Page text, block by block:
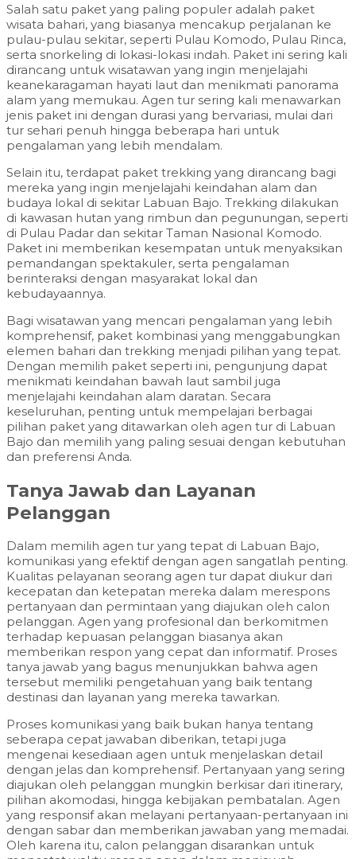
Salah satu paket yang paling populer adalah paket
wisata bahari, yang biasanya mencakup perjalanan ke
pulau-pulau sekitar, seperti Pulau Komodo, Pulau Rinca,
serta snorkeling di lokasi-lokasi indah. Paket ini sering kali
dirancang untuk wisatawan yang ingin menjelajahi
keanekaragaman hayati laut dan menikmati panorama
alam yang memukau. Agen tur sering kali menawarkan
jenis paket ini dengan durasi yang bervariasi, mulai dari
tur sehari penuh hingga beberapa hari untuk
pengalaman yang lebih mendalam.
Selain itu, terdapat paket trekking yang dirancang bagi
mereka yang ingin menjelajahi keindahan alam dan
budaya lokal di sekitar Labuan Bajo. Trekking dilakukan
di kawasan hutan yang rimbun dan pegunungan, seperti
di Pulau Padar dan sekitar Taman Nasional Komodo.
Paket ini memberikan kesempatan untuk menyaksikan
pemandangan spektakuler, serta pengalaman
berinteraksi dengan masyarakat lokal dan
kebudayaannya.
Bagi wisatawan yang mencari pengalaman yang lebih
komprehensif, paket kombinasi yang menggabungkan
elemen bahari dan trekking menjadi pilihan yang tepat.
Dengan memilih paket seperti ini, pengunjung dapat
menikmati keindahan bawah laut sambil juga
menjelajahi keindahan alam daratan. Secara
keseluruhan, penting untuk mempelajari berbagai
pilihan paket yang ditawarkan oleh agen tur di Labuan
Bajo dan memilih yang paling sesuai dengan kebutuhan
dan preferensi Anda.
Tanya Jawab dan Layanan
Pelanggan
Dalam memilih agen tur yang tepat di Labuan Bajo,
komunikasi yang efektif dengan agen sangatlah penting.
Kualitas pelayanan seorang agen tur dapat diukur dari
kecepatan dan ketepatan mereka dalam merespons
pertanyaan dan permintaan yang diajukan oleh calon
pelanggan. Agen yang profesional dan berkomitmen
terhadap kepuasan pelanggan biasanya akan
memberikan respon yang cepat dan informatif. Proses
tanya jawab yang bagus menunjukkan bahwa agen
tersebut memiliki pengetahuan yang baik tentang
destinasi dan layanan yang mereka tawarkan.
Proses komunikasi yang baik bukan hanya tentang
seberapa cepat jawaban diberikan, tetapi juga
mengenai kesediaan agen untuk menjelaskan detail
dengan jelas dan komprehensif. Pertanyaan yang sering
diajukan oleh pelanggan mungkin berkisar dari itinerary,
pilihan akomodasi, hingga kebijakan pembatalan. Agen
yang responsif akan melayani pertanyaan-pertanyaan ini
dengan sabar dan memberikan jawaban yang memadai.
Oleh karena itu, calon pelanggan disarankan untuk